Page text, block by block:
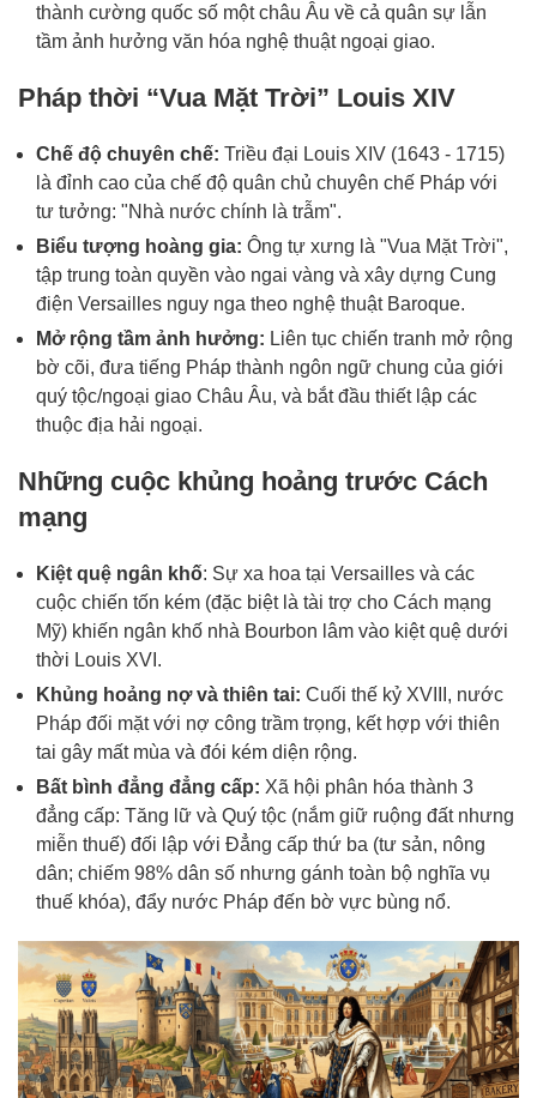
thành cường quốc số một châu Âu về cả quân sự lẫn
tầm ảnh hưởng văn hóa nghệ thuật ngoại giao.
Pháp thời “Vua Mặt Trời” Louis XIV
Chế độ chuyên chế: Triều đại Louis XIV (1643 - 1715)
là đỉnh cao của chế độ quân chủ chuyên chế Pháp với
tư tưởng: "Nhà nước chính là trẫm".
Biểu tượng hoàng gia: Ông tự xưng là "Vua Mặt Trời",
tập trung toàn quyền vào ngai vàng và xây dựng Cung
điện Versailles nguy nga theo nghệ thuật Baroque.
Mở rộng tầm ảnh hưởng: Liên tục chiến tranh mở rộng
bờ cõi, đưa tiếng Pháp thành ngôn ngữ chung của giới
quý tộc/ngoại giao Châu Âu, và bắt đầu thiết lập các
thuộc địa hải ngoại.
Những cuộc khủng hoảng trước Cách
mạng
Kiệt quệ ngân khố: Sự xa hoa tại Versailles và các
cuộc chiến tốn kém (đặc biệt là tài trợ cho Cách mạng
Mỹ) khiến ngân khố nhà Bourbon lâm vào kiệt quệ dưới
thời Louis XVI.
Khủng hoảng nợ và thiên tai: Cuối thế kỷ XVIII, nước
Pháp đối mặt với nợ công trầm trọng, kết hợp với thiên
tai gây mất mùa và đói kém diện rộng.
Bất bình đẳng đẳng cấp: Xã hội phân hóa thành 3
đẳng cấp: Tăng lữ và Quý tộc (nắm giữ ruộng đất nhưng
miễn thuế) đối lập với Đẳng cấp thứ ba (tư sản, nông
dân; chiếm 98% dân số nhưng gánh toàn bộ nghĩa vụ
thuế khóa), đẩy nước Pháp đến bờ vực bùng nổ.